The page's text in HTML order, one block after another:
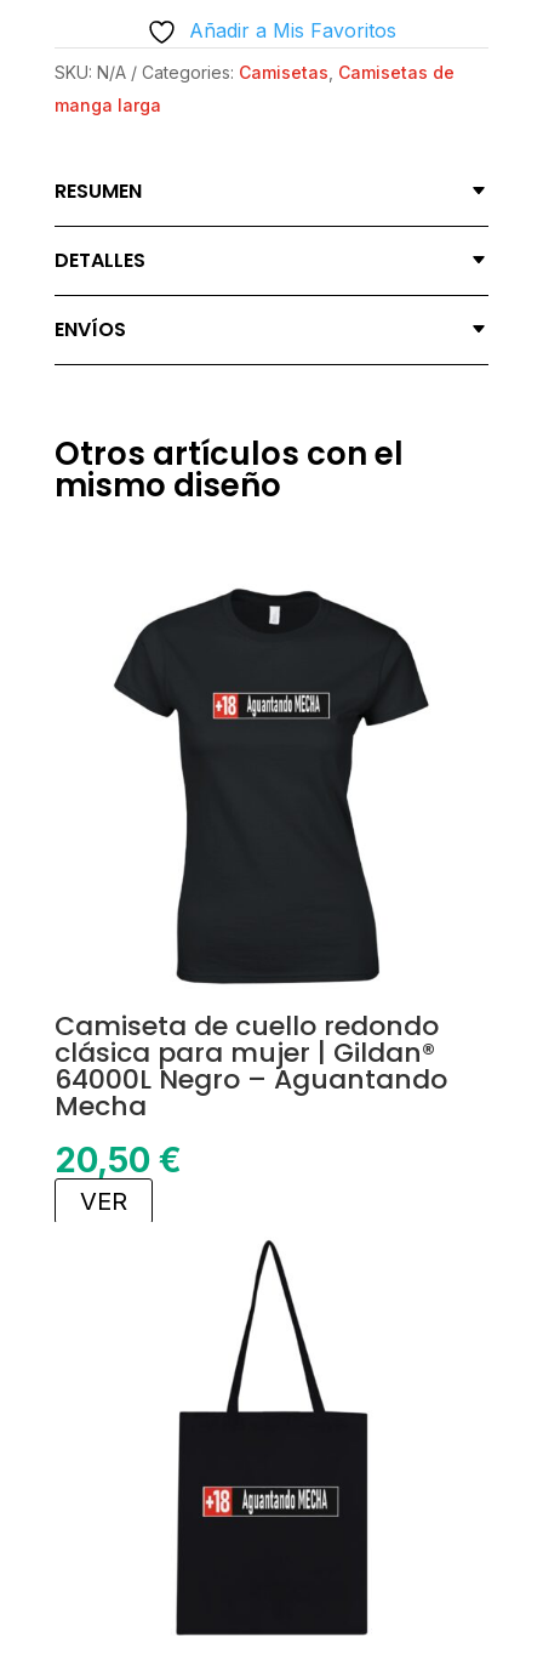
-
AGUANTANDO
Añadir a Mis Favoritos
SKU: N/A Categories: Camisetas Camisetas de
manga larga
RESUMEN
DETALLES
ENVÍOS
Otros artículos con el
mismo diseño
Camiseta de cuello redondo
clásica para mujer | Gildan®
64000L Negro – Aguantando
Mecha
20,50 €
VER